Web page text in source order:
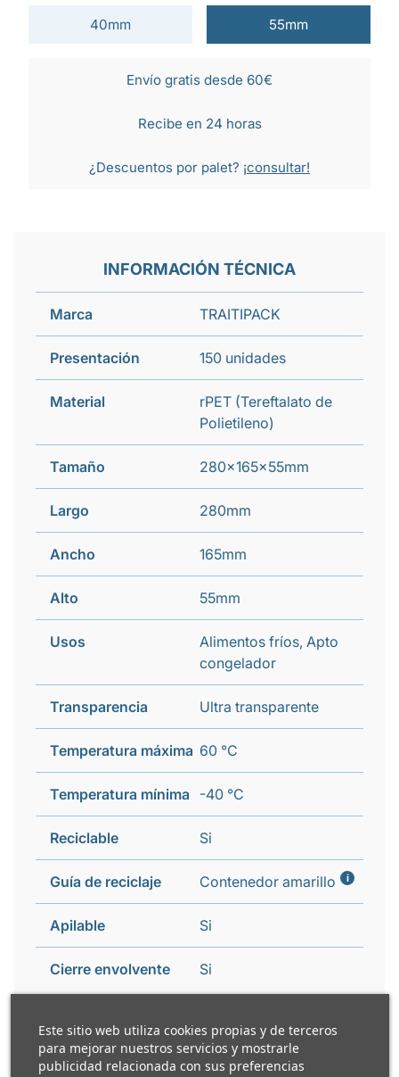
Este sitio web utiliza cookies propias y de terceros
para mejorar nuestros servicios y mostrarle
publicidad relacionada con sus preferencias
40mm 55mm
Envío gratis desde 60€
Recibe en 24 horas
¿Descuentos por palet? ¡consultar!
INFORMACIÓN TÉCNICA
Marca TRAITIPACK
Presentación 150 unidades
Material
rPET (Tereftalato de
Polietileno)
Tamaño 280x165x55mm
Largo 280mm
Ancho 165mm
Alto 55mm
Usos
Alimentos fríos, Apto
congelador
Transparencia Ultra transparente
Temperatura máxima 60 °C
Temperatura mínima -40 °C
Reciclable Si
Guía de reciclaje Contenedor amarillo i
Apilable Si
Cierre envolvente Si